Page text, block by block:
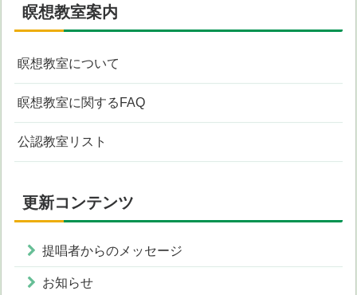
瞑想教室案内
瞑想教室について
瞑想教室に関するFAQ
公認教室リスト
更新コンテンツ
提唱者からのメッセージ
お知らせ